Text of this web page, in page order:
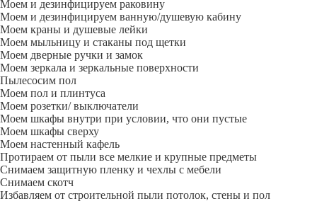
Моем и дезинфицируем раковину
Моем и дезинфицируем ванную/душевую кабину
Моем краны и душевые лейки
Моем мыльницу и стаканы под щетки
Моем дверные ручки и замок
Моем зеркала и зеркальные поверхности
Пылесосим пол
Моем пол и плинтуса
Моем розетки/ выключатели
Моем шкафы внутри при условии, что они пустые
Моем шкафы сверху
Моем настенный кафель
Протираем от пыли все мелкие и крупные предметы
Снимаем защитную пленку и чехлы с мебели
Снимаем скотч
Избавляем от строительной пыли потолок, стены и пол